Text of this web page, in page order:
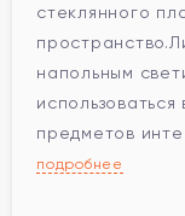
стеклянного
напольным
предметов
подробнее